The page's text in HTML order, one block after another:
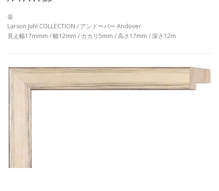
金
Larson Juhl COLLECTION / アンドーバー Andover
見え幅17mmm / 幅12mm / カカリ5mm / 高さ17mm / 深さ12m